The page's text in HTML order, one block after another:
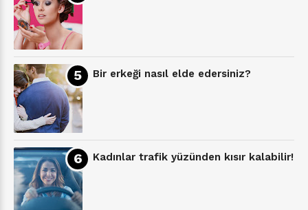
Bir erkeği nasıl elde edersiniz?
Kadınlar trafik yüzünden kısır kalabilir!